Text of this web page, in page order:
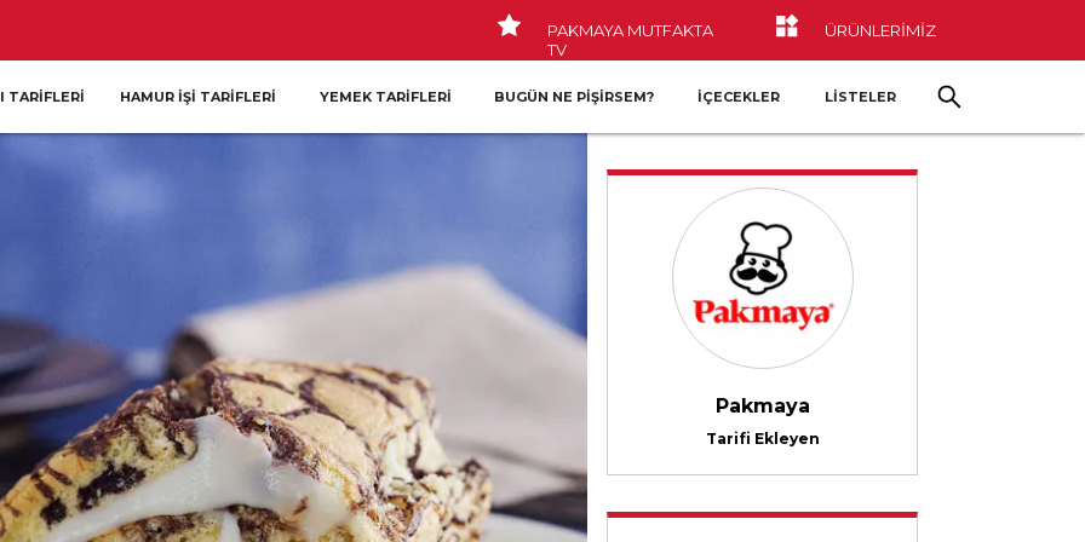
PAKMAYA MUTFAKTA
TV
ÜRÜNLERİMİZ
TARIFLERI HAMUR İŞI TARIFLERI YEMEK TARIFLERI BUGÜN NE PIŞIRSEM? İÇECEKLER LİSTELER
Pakmaya
Tarifi Ekleyen